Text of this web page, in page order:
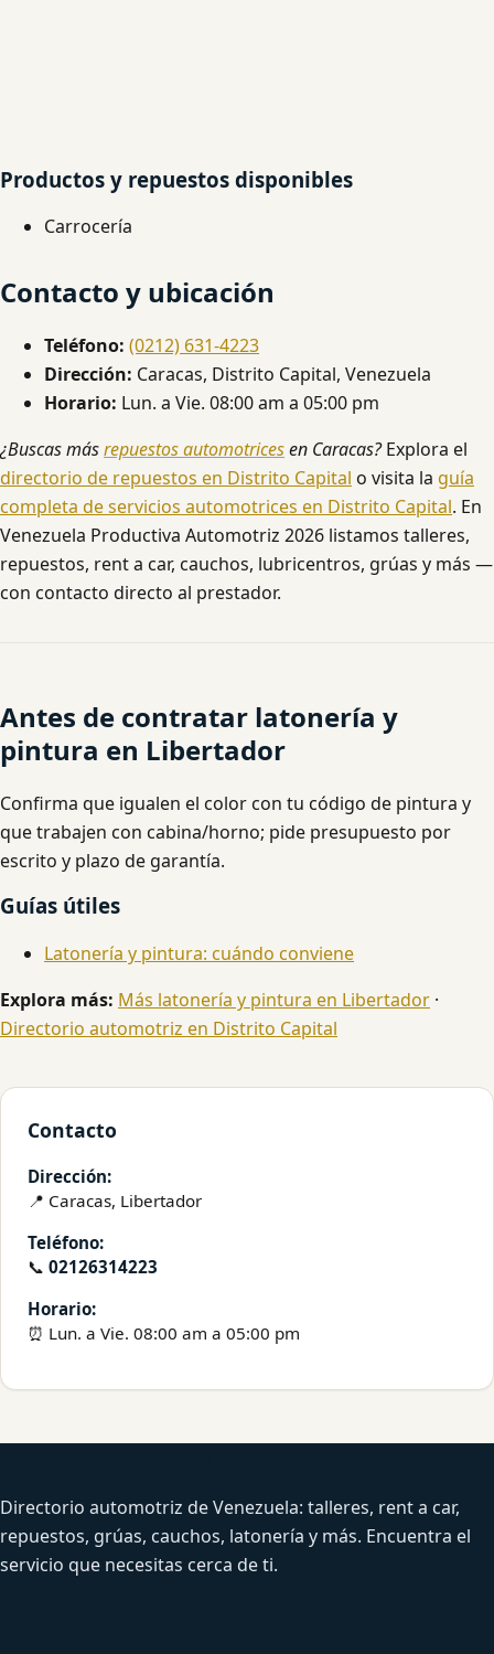
Productos y repuestos disponibles
Carrocería
Contacto y ubicación
Teléfono: (0212) 631-4223
Dirección: Caracas, Distrito Capital, Venezuela
Horario: Lun. a Vie. 08:00 am a 05:00 pm
¿Buscas másrepuestos automotricesen Caracas?Explora el
directorio de repuestos en Distrito Capital o visita la guía
completa de servicios automotrices en Distrito Capital. En
Venezuela Productiva Automotriz 2026 listamos talleres,
repuestos, rent a car, cauchos, lubricentros, grúas y más —
con contacto directo al prestador.
Antes de contratar latonería y
pintura en Libertador
Confirma que igualen el color con tu código de pintura y
que trabajen con cabina/horno; pide presupuesto por
escrito y plazo de garantía.
Guías útiles
Latonería y pintura: cuándo conviene
Explora más: Más latonería y pintura en Libertador ·
Directorio automotriz en Distrito Capital
Contacto
Dirección:
📍 Caracas, Libertador
Teléfono:
📞 02126314223
Horario:
⏰ Lun. a Vie. 08:00 am a 05:00 pm
Directorio automotriz de Venezuela: talleres, rent a car,
repuestos, grúas, cauchos, latonería y más. Encuentra el
servicio que necesitas cerca de ti.